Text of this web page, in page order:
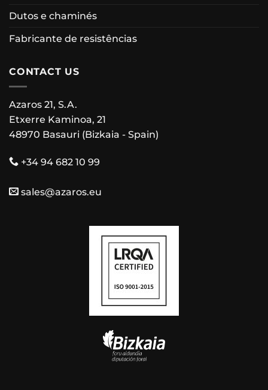
Dutos e chaminés
Fabricante de resistências
CONTACT US
Azaros 21, S.A.
Etxerre Kaminoa, 21
48970 Basauri (Bizkaia - Spain)
+34 94 682 10 99
sales@azaros.eu